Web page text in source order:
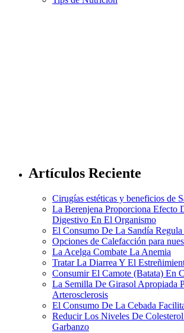
Artículos Reciente
Cirugías estéticas y beneficios de
La Berenjena Proporciona Efecto
Digestivo En El Organismo
El Consumo De La Sandía
Opciones de Calefacción para
La Acelga Combate La Anemia
Tratar La Diarrea Y El
Consumir El Camote (Batata) En
La Semilla De Girasol Apropiada
Arterosclerosis
El Consumo De La Cebada
Reducir Los Niveles De
Garbanzo